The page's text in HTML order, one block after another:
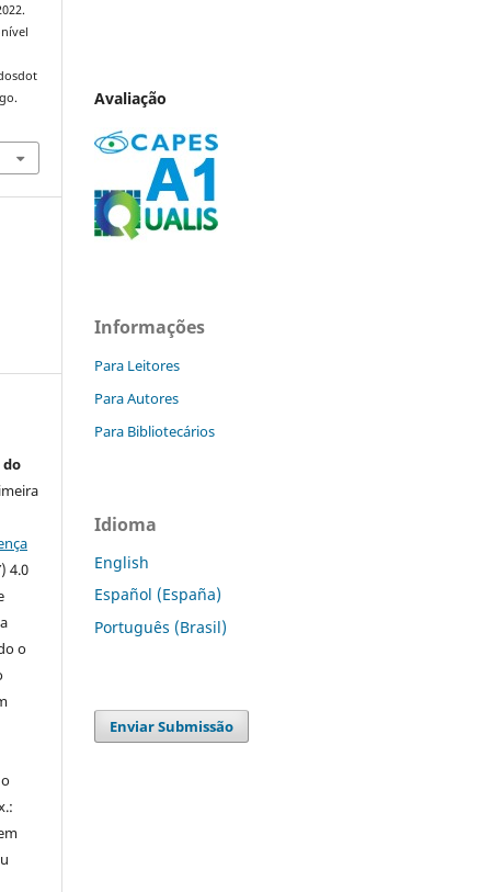
do
4.0
o
Avaliação
Informações
Para Leitores
Para Autores
Para Bibliotecários
Idioma
English
Español (España)
Português (Brasil)
Enviar Submissão